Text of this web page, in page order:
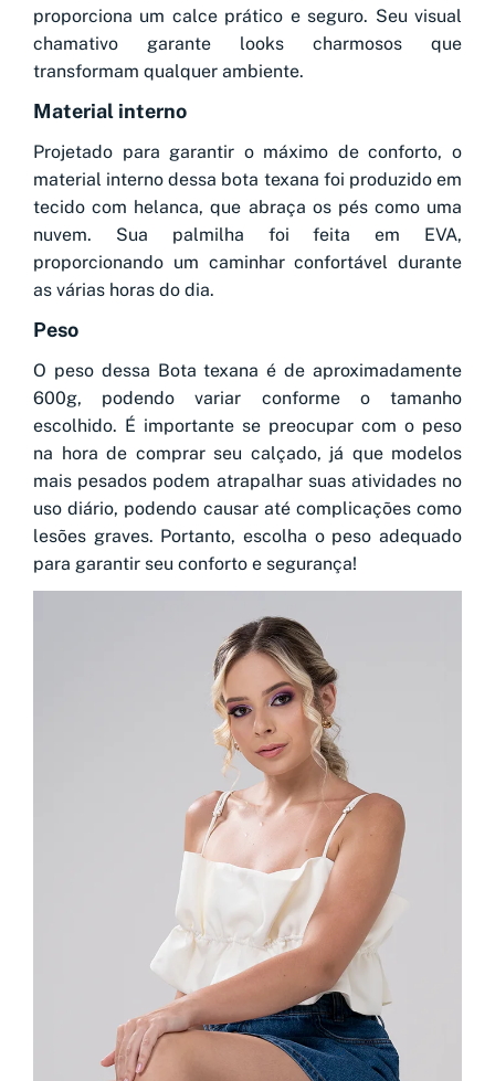
proporciona um calce prático e seguro. Seu visual
chamativo garante looks charmosos que
transformam qualquer ambiente.
Material interno
Projetado para garantir o máximo de conforto, o
material interno dessa bota texana foi produzido em
tecido com helanca, que abraça os pés como uma
nuvem. Sua palmilha foi feita em EVA,
proporcionando um caminhar confortável durante
as várias horas do dia.
Peso
O peso dessa Bota texana é de aproximadamente
600g, podendo variar conforme o tamanho
escolhido. É importante se preocupar com o peso
na hora de comprar seu calçado, já que modelos
mais pesados podem atrapalhar suas atividades no
uso diário, podendo causar até complicações como
lesões graves. Portanto, escolha o peso adequado
para garantir seu conforto e segurança!